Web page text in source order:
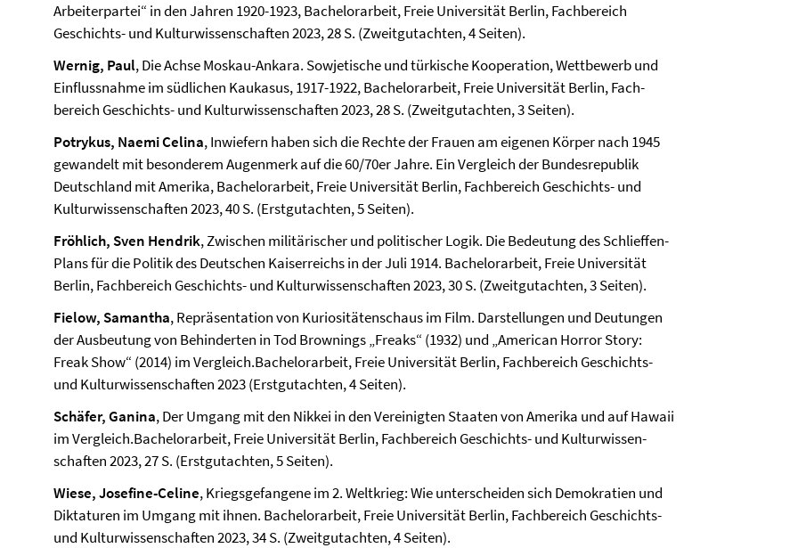
Arbeiterpartei“ in den Jahren 1920-1923, Bachelorarbeit, Freie Universität Berlin, Fach­bereich
Geschichts- und Kultur­wissenschaften 2023, 28 S. (Zweitgutachten, 4 Seiten).
Wernig, Paul, Die Achse Moskau-Ankara. Sowjetische und türkische Kooperation, Wettbewerb und
Einflussnahme im südlichen Kaukasus, 1917-1922, Bachelorarbeit, Freie Universität Berlin, Fach­
bereich Geschichts- und Kultur­wissenschaften 2023, 28 S. (Zweitgutachten, 3 Seiten).
Potrykus, Naemi Celina, Inwiefern haben sich die Rechte der Frauen am eigenen Körper nach 1945
gewandelt mit besonderem Augenmerk auf die 60/70er Jahre. Ein Vergleich der Bundesrepublik
Deutschland mit Amerika, Bachelorarbeit, Freie Universität Berlin, Fach­bereich Geschichts- und
Kultur­wissenschaften 2023, 40 S. (Erstgutachten, 5 Seiten).
Fröhlich, Sven Hendrik, Zwischen militärischer und politischer Logik. Die Bedeutung des Schlieffen-
Plans für die Politik des Deutschen Kaiserreichs in der Juli 1914. Bachelorarbeit, Freie Universität
Berlin, Fach­bereich Geschichts- und Kultur­wissen­schaften 2023, 30 S. (Zweitgutachten, 3 Seiten).
Fielow, Samantha, Repräsentation von Kuriositätenschaus im Film. Darstellungen und Deutungen
der Ausbeutung von Behinderten in Tod Brownings „Freaks“ (1932) und „American Horror Story:
Freak Show“ (2014) im Vergleich.Bachelorarbeit, Freie Universität Berlin, Fach­bereich Geschichts-
und Kultur­wissen­schaften 2023 (Erstgutachten, 4 Seiten).
Schäfer, Ganina, Der Umgang mit den Nikkei in den Vereinigten Staaten von Amerika und auf Hawaii
im Vergleich.Bachelorarbeit, Freie Universität Berlin, Fach­bereich Geschichts- und Kultur­wissen­
schaften 2023, 27 S. (Erstgutachten, 5 Seiten).
Wiese, Josefine-Celine, Kriegsgefangene im 2. Weltkrieg: Wie unterscheiden sich Demokratien und
Diktaturen im Umgang mit ihnen. Bachelorarbeit, Freie Universität Berlin, Fach­bereich Geschichts-
und Kultur­wissen­schaften 2023, 34 S. (Zweitgutachten, 4 Seiten).